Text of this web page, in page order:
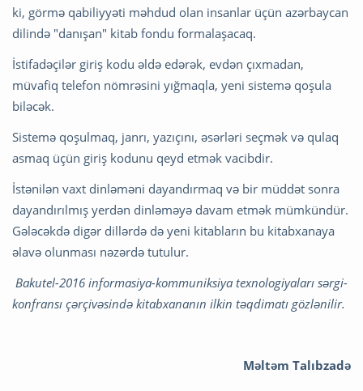
ki, görmə qabiliyyəti məhdud olan insanlar üçün azərbaycan
dilində "danışan" kitab fondu formalaşacaq.
İstifadəçilər giriş kodu əldə edərək, evdən çıxmadan,
müvafiq telefon nömrəsini yığmaqla, yeni sistemə qoşula
biləcək.
Sistemə qoşulmaq, janrı, yazıçını, əsərləri seçmək və qulaq
asmaq üçün giriş kodunu qeyd etmək vacibdir.
İstənilən vaxt dinləməni dayandırmaq və bir müddət sonra
dayandırılmış yerdən dinləməyə davam etmək mümkündür.
Gələcəkdə digər dillərdə də yeni kitabların bu kitabxanaya
əlavə olunması nəzərdə tutulur.
Bakutel-2016 informasiya-kommuniksiya texnologiyaları sərgi-
konfransı çərçivəsində kitabxananın ilkin təqdimatı gözlənilir.
Məltəm Talıbzadə